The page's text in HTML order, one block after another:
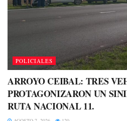
POLICIALES
ARROYO CEIBAL: TRES
PROTAGONIZARON UN
RUTA NACIONAL 11.